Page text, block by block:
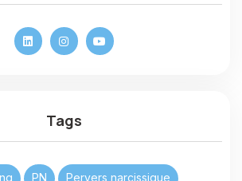
Tags
PN Pervers narcissique